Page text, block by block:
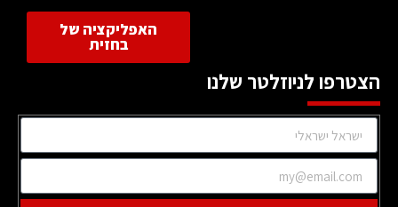
האפליקציה של
בחזית
הצטרפו לניוזלטר שלנו